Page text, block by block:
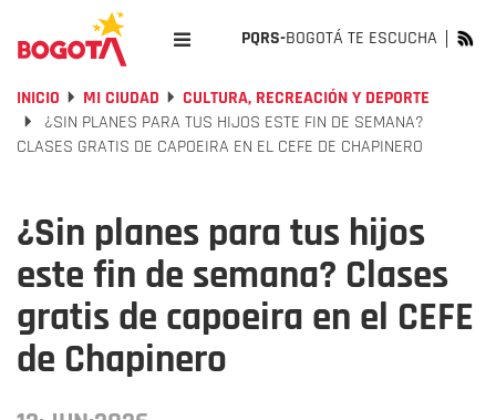
PQRS-BOGOTÁ TE ESCUCHA
INICIO MI CIUDAD
CULTURA, RECREACIÓN Y DEPORTE
¿SIN PLANES PARA TUS HIJOS ESTE FIN DE SEMANA?
CLASES GRATIS DE CAPOEIRA EN EL CEFE DE CHAPINERO
¿Sin planes para tus hijos
este fin de semana? Clases
gratis de capoeira en el CEFE
de Chapinero